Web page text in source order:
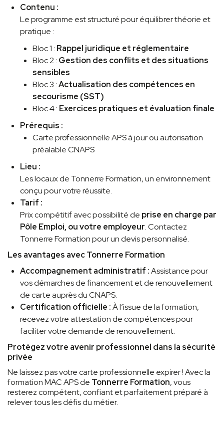
Contenu :
Le programme est structuré pour équilibrer théorie et
pratique :
Bloc 1 : Rappel juridique et réglementaire
Bloc 2 : Gestion des conflits et des situations
sensibles
Bloc 3 :Actualisation des compétences en
secourisme (SST)
Bloc 4 : Exercices pratiques et évaluation finale
Prérequis :
Carte professionnelle APS à jour ou autorisation
préalable CNAPS
Lieu :
Les locaux de Tonnerre Formation, un environnement
conçu pour votre réussite.
Tarif :
Prix compétitif avec possibilité de prise en charge par
Pôle Emploi, ou votre employeur. Contactez
Tonnerre Formation pour un devis personnalisé.
Les avantages avec Tonnerre Formation
Accompagnement administratif :Assistance pour
vos démarches de financement et de renouvellement
de carte auprès du CNAPS.
Certification officielle :À l’issue de la formation,
recevez votre attestation de compétences pour
faciliter votre demande de renouvellement.
Protégez votre avenir professionnel dans la sécurité
privée
Ne laissez pas votre carte professionnelle expirer ! Avec la
formation MAC APS de Tonnerre Formation, vous
resterez compétent, confiant et parfaitement préparé à
relever tous les défis du métier.